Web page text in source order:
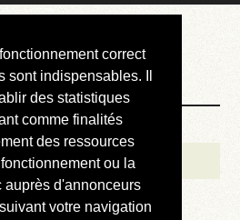
correct
indispensables. Il
des statistiques
comme finalités
des ressources
ou la
auprès d'annonceurs
votre navigation
»